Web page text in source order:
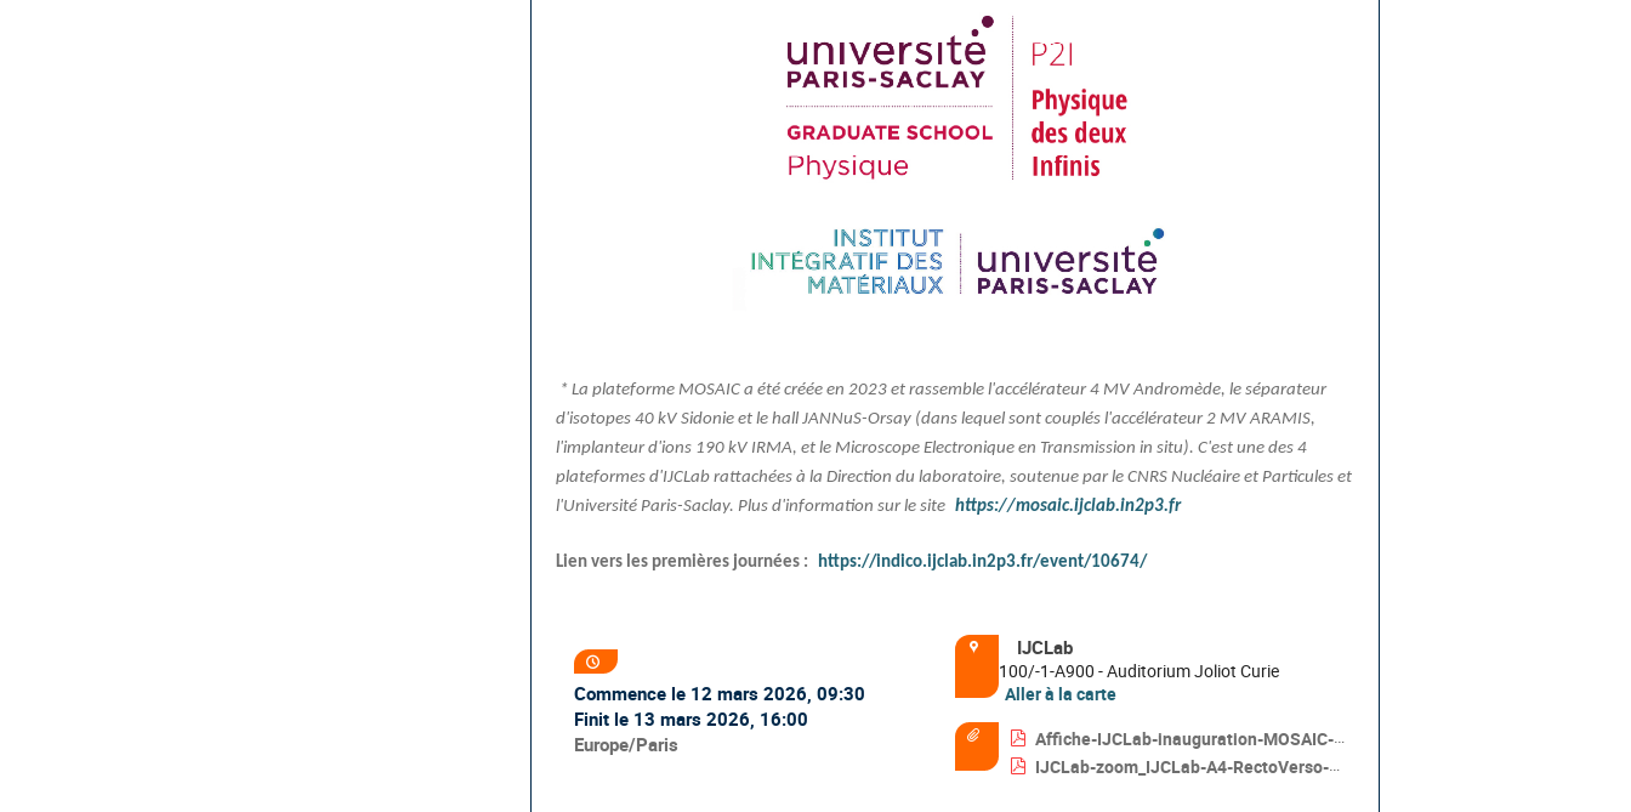
* La plateforme MOSAIC a été créée en 2023 et rassemble l'accélérateur 4 MV Andromède, le séparateur
d'isotopes 40 kV Sidonie et le hall JANNuS-Orsay (dans lequel sont couplés l'accélérateur 2 MV ARAMIS,
l'implanteur d'ions 190 kV IRMA, et le Microscope Electronique en Transmission in situ). C'est une des 4
plateformes d'IJCLab rattachées à la Direction du laboratoire, soutenue par le CNRS Nucléaire et Particules et
l'Université Paris-Saclay. Plus d'information sur le site https://mosaic.ijclab.in2p3.fr
Lien vers les premières journées : https://indico.ijclab.in2p3.fr/event/10674/
de
la
conférence
Date/Heure
Commence le 12 mars 2026, 09:30
Finit le 13 mars 2026, 16:00
Toutes
Europe/Paris
IJCLab
100/-1-A900 - Auditorium Joliot Curie
Aller à la carte
DocumentsAffiche-IJCLab-inauguration-MOSAIC-0226-print.pdf
IJCLab-zoom_IJCLab-A4-RectoVerso-200225.pdf